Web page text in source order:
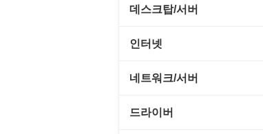
CD/CDR/DVD
바이러스 백신
데스크탑/서버
Prometheus
인터넷
FTP/텔넷/통신
네트워크/서버
FTP 서버
드라이버